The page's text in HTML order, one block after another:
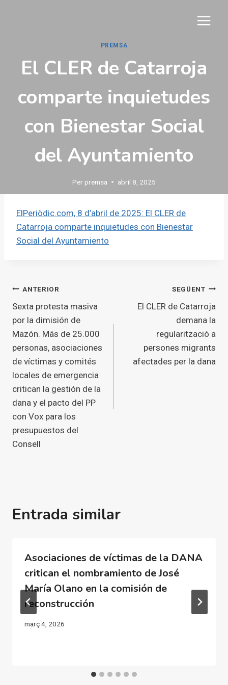
PREMSA
El CLER de Catarroja
comparte inquietudes
con Bienestar Social
del Ayuntamiento
Per premsa abril 8, 2025
ElPeriòdic.com, 8 d’abril de 2025: El CLER de
Catarroja comparte inquietudes con Bienestar
Social del Ayuntamiento
Navegació
d'entrades
ANTERIOR
Sexta protesta masiva
por la dimisión de
Mazón. Más de 25.000
personas, asociaciones
de víctimas y comités
locales de emergencia
critican la gestión de la
dana y el pacto del PP
con Vox para los
presupuestos del
Consell
SEGÜENT
El CLER de Catarroja
demana la
regularització a
persones migrants
afectades per la dana
Entrada similar
Asociaciones de víctimas de la DANA
critican el nombramiento de José
María Olano en la comisión de
reconstrucción
març 4, 2026